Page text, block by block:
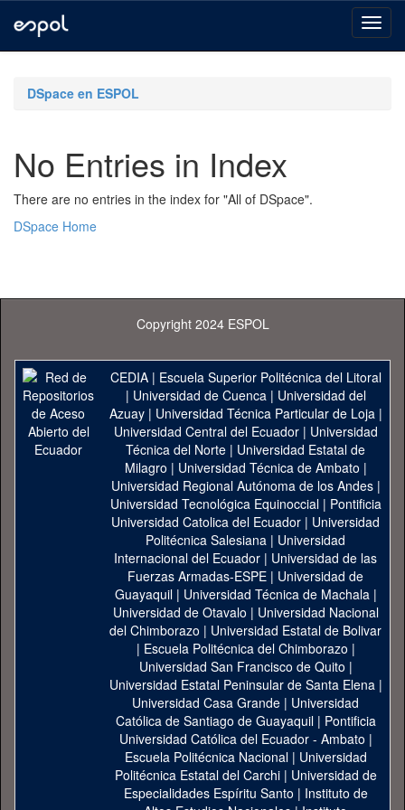
navigationDSpace en ESPOL
No Entries in Index
There are no entries in the index for "All of DSpace".
DSpace Home
Copyright 2024 ESPOL
CEDIA| Escuela Superior Politécnica del Litoral
| Universidad de Cuenca| Universidad del
Azuay| Universidad Técnica Particular de Loja|
Universidad Central del Ecuador| Universidad
Técnica del Norte | Universidad Estatal de
Milagro | Universidad Técnica de Ambato |
Universidad Regional Autónoma de los Andes|
Universidad Tecnológica Equinoccial| Pontificia
Universidad Catolica del Ecuador | Universidad
Politécnica Salesiana | Universidad
Internacional del Ecuador | Universidad de las
Fuerzas Armadas-ESPE | Universidad de
Guayaquil| Universidad Técnica de Machala|
Universidad de Otavalo | Universidad Nacional
del Chimborazo | Universidad Estatal de Bolivar
| Escuela Politécnica del Chimborazo |
Universidad San Francisco de Quito |
Universidad Estatal Peninsular de Santa Elena|
Universidad Casa Grande | Universidad
Católica de Santiago de Guayaquil| Pontificia
Universidad Católica del Ecuador - Ambato |
Escuela Politécnica Nacional| Universidad
Politécnica Estatal del Carchi| Universidad de
Especialidades Espíritu Santo | Instituto de